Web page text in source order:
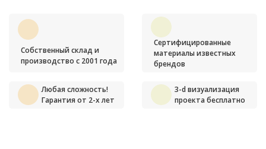
Собственный склад и
производство с 2001 года
Сертифицированные
материалы известных
брендов
Любая сложность!
Гарантия от 2-х лет
3-d визуализация
проекта бесплатно